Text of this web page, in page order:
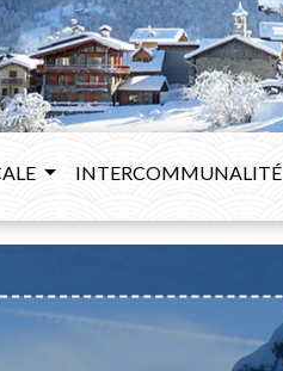
INTERCOMMUNALITÉ